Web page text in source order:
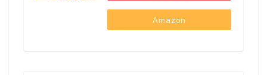
Amazon